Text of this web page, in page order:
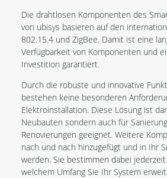
Die drahtlosen Komponenten des
von ubisys basieren auf den
802.15.4 und ZigBee. Damit ist eine
Verfügbarkeit von Komponenten und
Investition garantiert.
Durch die robuste und innovative
bestehen keine besonderen
Elektroinstallation. Diese Lösung ist
Neubauten sondern auch für
Renovierungen geeignet. Weitere
nach und nach hinzugefügt und in Ihr
werden. Sie bestimmen dabei
welchem Umfang Sie Ihr System